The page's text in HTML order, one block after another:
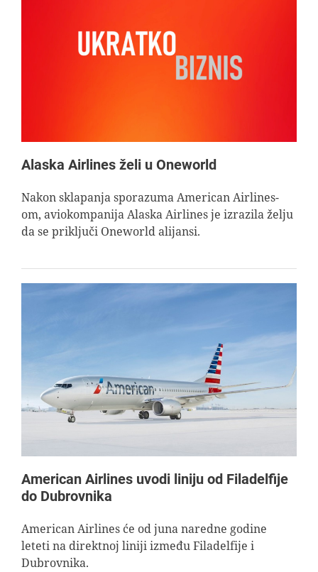
Alaska Airlines želi u Oneworld
Nakon sklapanja sporazuma American Airlines-
om, aviokompanija Alaska Airlines je izrazila želju
da se priključi Oneworld alijansi.
American Airlines uvodi liniju od Filadelfije
do Dubrovnika
American Airlines će od juna naredne godine
leteti na direktnoj liniji između Filadelfije i
Dubrovnika.